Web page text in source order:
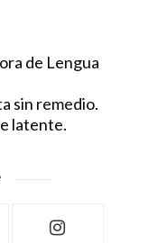
de Lengua
sin remedio.
latente.